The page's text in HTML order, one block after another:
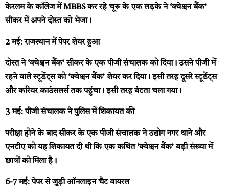
केरलम के कॉलेज में MBBS कर रहे चूरू के एक लड़के ने ‘क्वेश्चन बैंक’
सीकर में अपने दोस्त को भेजा।
2 मई: राजस्थान में पेपर शेयर हुआ
दोस्त ने ‘क्वेश्चन बैंक’ सीकर के एक पीजी संचालक को दिया। उसने पीजी में
रहने वाले स्टूडेंट्स को ‘क्वेश्चन बैंक’ शेयर कर दिया। इसी तरह दूसरे स्टूडेंट्स
और करियर काउंसलर्स तक पहुंचा। इसी तरह बंटता चला गया।
3 मई: पीजी संचालक ने पुलिस में शिकायत की
परीक्षा होने के बाद सीकर के एक पीजी संचालक ने उद्योग नगर थाने और
एनटीए को यह शिकायत दी थी कि एक कथित ‘क्वेश्चन बैंक’ बड़ी संख्या में
छात्रों को मिला है।
6-7 मई: पेपर से जुड़ी ऑनलाइन चैट वायरल